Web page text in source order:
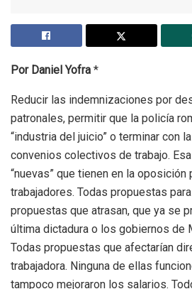
Por Daniel Yofra *
Reducir las indemnizaciones por
patronales, permitir que la policía
“industria del juicio” o terminar con
convenios colectivos de trabajo.
“nuevas” que tienen en la oposición
trabajadores. Todas propuestas
propuestas que atrasan, que ya se
última dictadura o los gobiernos de
Todas propuestas que afectarían
trabajadora. Ninguna de ellas
tampoco mejoraron los salarios.